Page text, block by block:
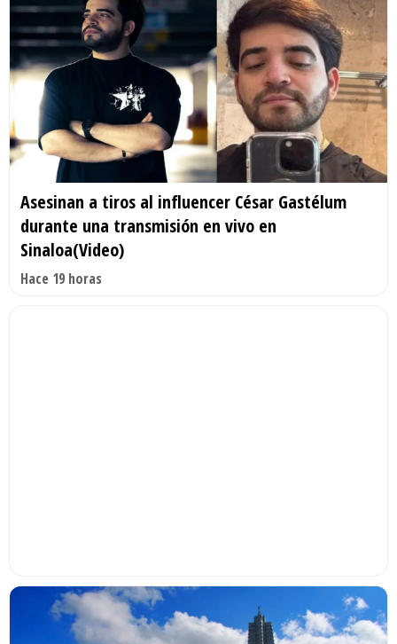
Asesinan a tiros al influencer César Gastélum
durante una transmisión en vivo en
Sinaloa(Video)
Hace 19 horas